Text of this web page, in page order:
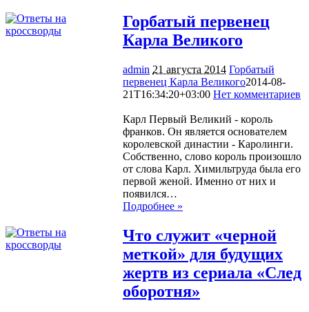
Горбатый первенец
Карла Великого
admin 21 августа 2014 Горбатый
первенец Карла Великого2014-08-
21T16:34:20+03:00 Нет комментариев
Карл Первый Великий - король
франков. Он является основателем
королевской династии - Каролинги.
Собственно, слово король произошло
от слова Карл. Химильтруда была его
первой женой. Именно от них и
появился…
Подробнее »
Что служит «черной
меткой» для будущих
жертв из сериала «След
оборотня»